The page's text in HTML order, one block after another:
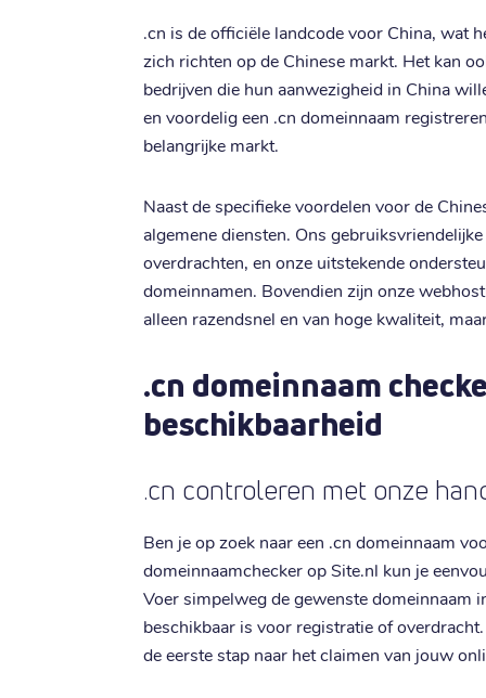
.cn is de officiële landcode voor China, wat
zich richten op de Chinese markt. Het kan
bedrijven die hun aanwezigheid in China
en voordelig een .cn domeinnaam
belangrijke markt.
Naast de specifieke voordelen voor de
algemene diensten. Ons
overdrachten, en onze uitstekende
domeinnamen. Bovendien zijn onze
alleen razendsnel en van hoge kwaliteit,
.cn domeinnaam
beschikbaarheid
.cn controleren met onze
Ben je op zoek naar een .cn domeinnaam
domeinnaamchecker op Site.nl kun je
Voer simpelweg de gewenste domeinnaam
beschikbaar is voor registratie of
de eerste stap naar het claimen van jouw